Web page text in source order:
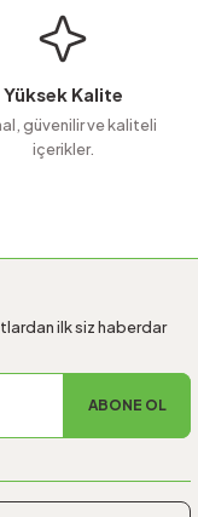
Yüksek Kalite
güvenilir ve kaliteli
içerikler.
ilk siz haberdar
ABONE OL